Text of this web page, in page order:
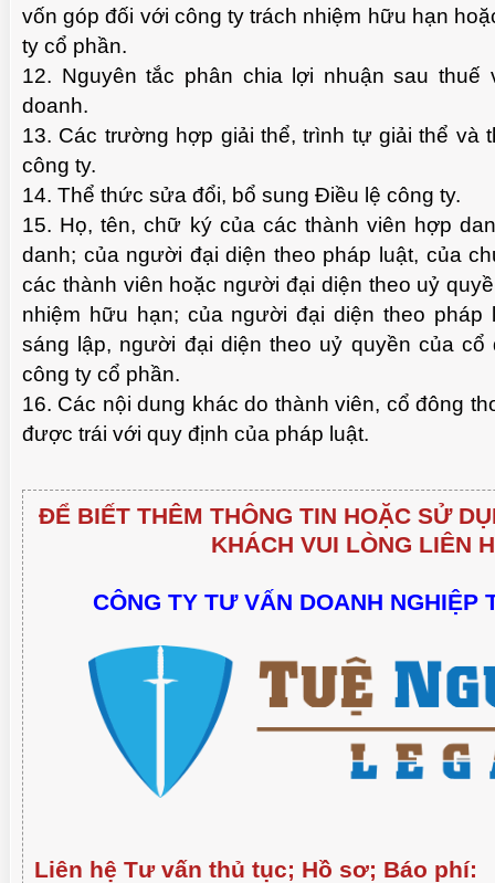
vốn góp đối với công ty trách nhiệm hữu hạn
ty cổ phần.
12. Nguyên tắc phân chia lợi nhuận sau
doanh.
13. Các trường hợp giải thể, trình tự giải thể và
công ty.
14. Thể thức sửa đổi, bổ sung Điều lệ công ty.
15. Họ, tên, chữ ký của các thành viên hợp
danh; của người đại diện theo pháp luật, của
các thành viên hoặc người đại diện theo uỷ
nhiệm hữu hạn; của người đại diện theo pháp
sáng lập, người đại diện theo uỷ quyền của cổ
công ty cổ phần.
16. Các nội dung khác do thành viên, cổ đông
được trái với quy định của pháp luật.
ĐỂ BIẾT THÊM THÔNG TIN HOẶC SỬ
KHÁCH VUI LÒNG LIÊN
CÔNG TY TƯ VẤN DOANH NGHIỆP
Liên hệ Tư vấn thủ tục; Hồ sơ; Báo phí: